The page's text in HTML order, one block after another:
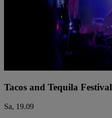
Tacos and Tequila Festival
Sa, 19.09